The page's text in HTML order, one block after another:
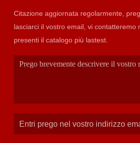
Citazione aggiornata regolarmente,
lasciarci il vostro email, vi contatteremo
presenti il catalogo più lastest.